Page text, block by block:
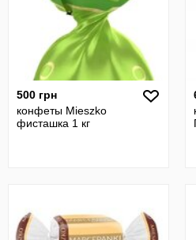
500 грн
конфеты Mieszko
фисташка 1 кг